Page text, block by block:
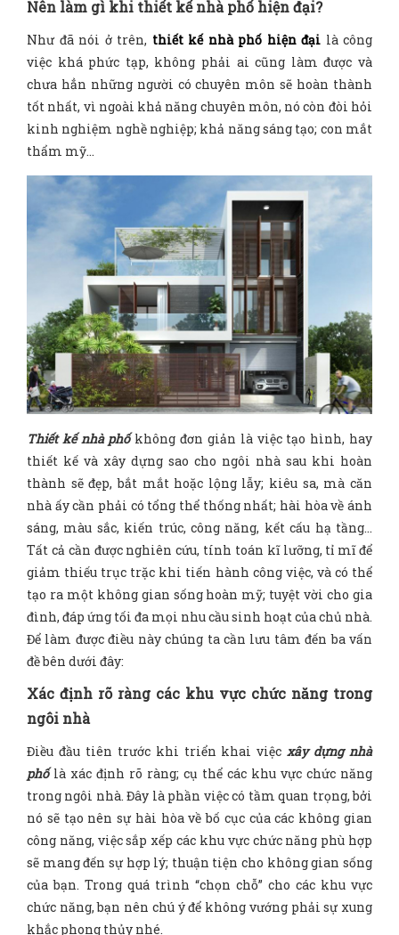
Nên làm gì khi thiết kế nhà phố hiện đại?
Như đã nói ở trên, thiết kế nhà phố hiện đại là công
việc khá phức tạp, không phải ai cũng làm được và
chưa hẳn những người có chuyên môn sẽ hoàn thành
tốt nhất, vì ngoài khả năng chuyên môn, nó còn đòi hỏi
kinh nghiệm nghề nghiệp; khả năng sáng tạo; con mắt
thẩm mỹ…
Thiết kế nhà phốkhông đơn giản là việc tạo hình, hay
thiết kế và xây dựng sao cho ngôi nhà sau khi hoàn
thành sẽ đẹp, bắt mắt hoặc lộng lẫy; kiêu sa, mà căn
nhà ấy cần phải có tổng thể thống nhất; hài hòa về ánh
sáng, màu sắc, kiến trúc, công năng, kết cấu hạ tầng…
Tất cả cần được nghiên cứu, tính toán kĩ lưỡng, tỉ mĩ để
giảm thiếu trục trặc khi tiến hành công việc, và có thể
tạo ra một không gian sống hoàn mỹ; tuyệt vời cho gia
đình, đáp ứng tối đa mọi nhu cầu sinh hoạt của chủ nhà.
Để làm được điều này chúng ta cần lưu tâm đến ba vấn
đề bên dưới đây:
Xác định rõ ràng các khu vực chức năng trong
ngôi nhà
Điều đầu tiên trước khi triển khai việcxây dựng nhà
phốlà xác định rõ ràng; cụ thể các khu vực chức năng
trong ngôi nhà. Đây là phần việc có tầm quan trọng, bởi
nó sẽ tạo nên sự hài hòa về bố cục của các không gian
công năng, việc sắp xếp các khu vực chức năng phù hợp
sẽ mang đến sự hợp lý; thuận tiện cho không gian sống
của bạn. Trong quá trình “chọn chỗ” cho các khu vực
chức năng, bạn nên chú ý để không vướng phải sự xung
khắc phong thủy nhé.